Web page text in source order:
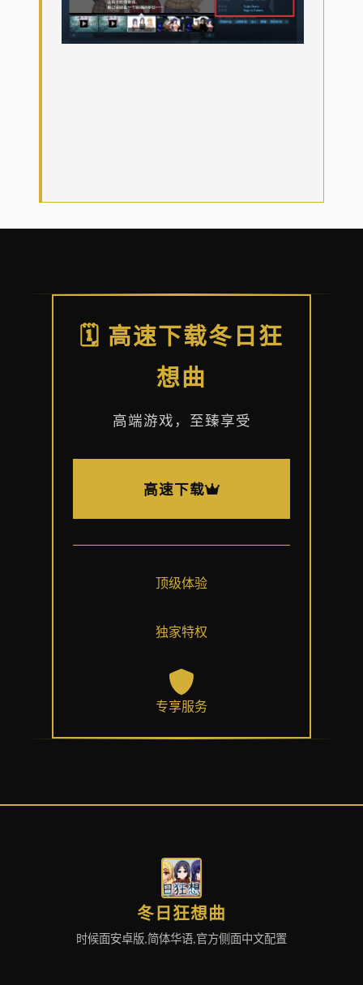
🗓️ 高速下载冬日狂
想曲
高端游戏，至臻享受
高速下载
顶级体验
独家特权
专享服务
冬日狂想曲
时候面安卓版,简体华语,官方侧面中文配置